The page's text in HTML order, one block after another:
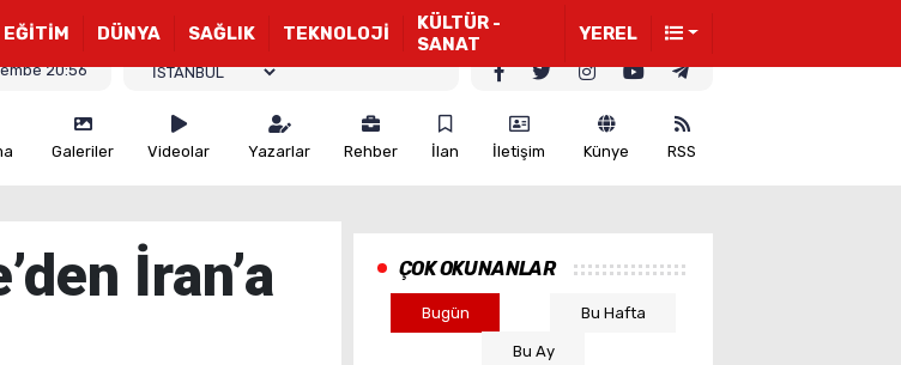
EĞİTİM DÜNYA SAĞLIK TEKNOLOJİ
KÜLTÜR -
SANAT
YEREL
20:56
Galeriler Videolar Yazarlar Rehber İlan İletişim Künye RSS
İran’a
ÇOK OKUNANLAR
Bugün Bu Hafta
Bu Ay